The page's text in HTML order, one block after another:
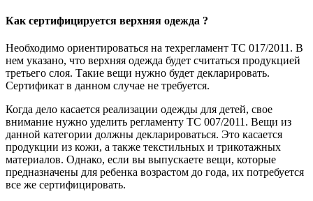
Как сертифицируется верхняя одежда ?
Необходимо ориентироваться на техрегламент ТС 017/2011. В
нем указано, что верхняя одежда будет считаться продукцией
третьего слоя. Такие вещи нужно будет декларировать.
Сертификат в данном случае не требуется.
Когда дело касается реализации одежды для детей, свое
внимание нужно уделить регламенту ТС 007/2011. Вещи из
данной категории должны декларироваться. Это касается
продукции из кожи, а также текстильных и трикотажных
материалов. Однако, если вы выпускаете вещи, которые
предназначены для ребенка возрастом до года, их потребуется
все же сертифицировать.